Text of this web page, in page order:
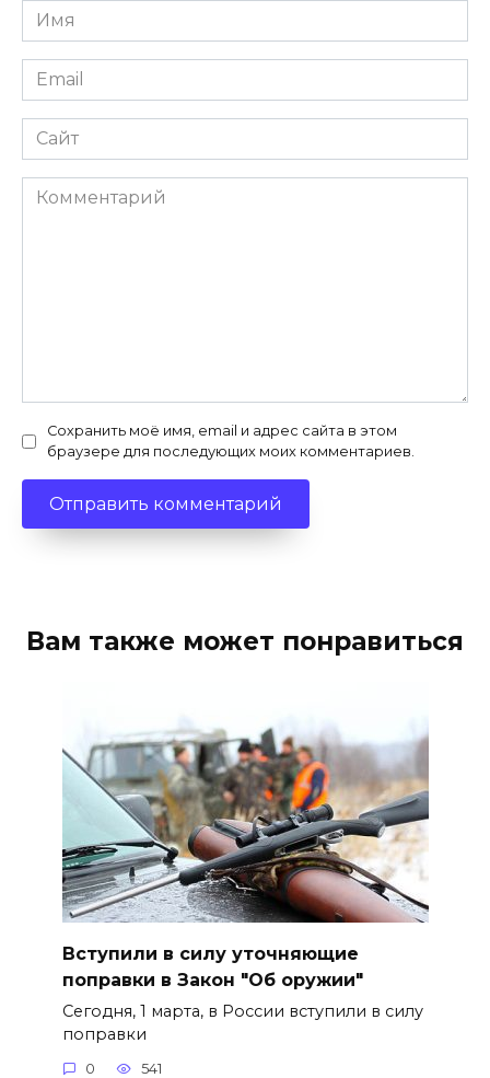
Имя
*
Email
*
Сайт
Комментарий
Сохранить моё имя, email и адрес сайта в этом
браузере для последующих моих комментариев.
Вам также может понравиться
Вступили в силу уточняющие
поправки в Закон "Об оружии"
Сегодня, 1 марта, в России вступили в силу
поправки
0 541